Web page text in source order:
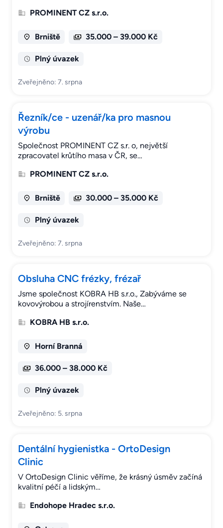
PROMINENT CZ s.r.o.
Brniště 35.000 – 39.000 Kč
Plný úvazek
Zveřejněno: 7. srpna
Řezník/ce - uzenář/ka pro masnou
výrobu
Společnost PROMINENT CZ s.r. o, největší
zpracovatel krůtího masa v ČR, se…
PROMINENT CZ s.r.o.
Brniště 30.000 – 35.000 Kč
Plný úvazek
Zveřejněno: 7. srpna
Obsluha CNC frézky, frézař
Jsme společnost KOBRA HB s.r.o., Zabýváme se
kovovýrobou a strojírenstvím. Naše…
KOBRA HB s.r.o.
Horní Branná
36.000 – 38.000 Kč
Plný úvazek
Zveřejněno: 5. srpna
Dentální hygienistka - OrtoDesign
Clinic
V OrtoDesign Clinic věříme, že krásný úsměv začíná
kvalitní péčí a lidským…
Endohope Hradec s.r.o.